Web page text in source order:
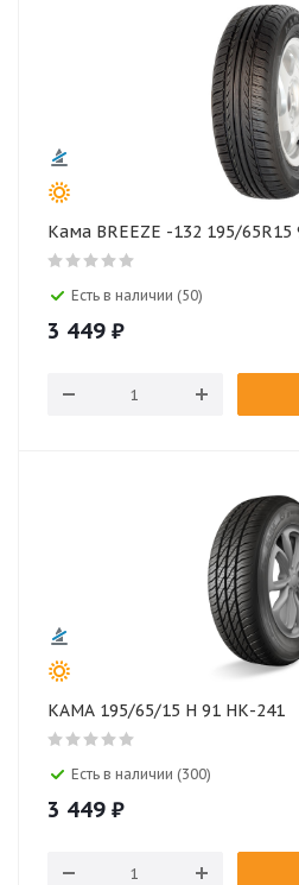
Кама BREEZE -132 195/65R15
Есть в наличии (50)
3 449 ₽
КАМА 195/65/15 H 91 НК-241
Есть в наличии (300)
3 449 ₽